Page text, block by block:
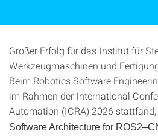
Großer Erfolg für das Institut für
Werkzeugmaschinen und
Beim Robotics Software
im Rahmen der International
Automation (ICRA) 2026
Software Architecture for